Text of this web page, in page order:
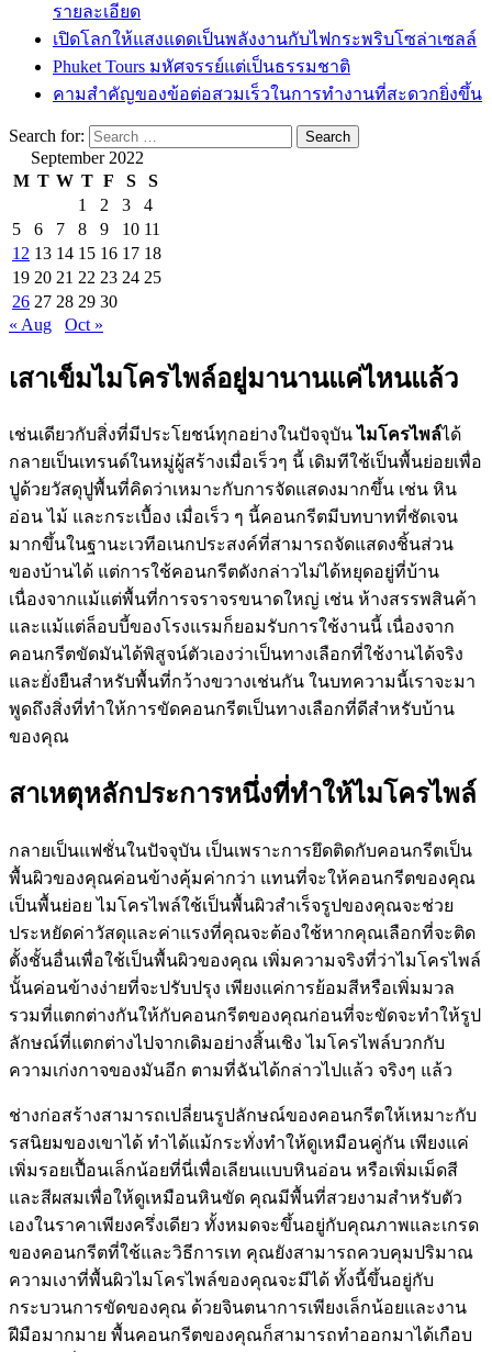
รายละเอียด
เปิดโลกให้แสงแดดเป็นพลังงานกับไฟกระพริบโซล่าเซลล์
Phuket Tours มหัศจรรย์แต่เป็นธรรมชาติ
คามสำคัญของข้อต่อสวมเร็วในการทำงานที่สะดวกยิ่งขึ้น
Search for:
September 2022
M T W T F S
S
1
2 3
4
5
6 7 8 9 10 11
12 13 14 15 16 17 18
19 20 21 22 23 24 25
26 27 28 29 30
« Aug
Oct »
เสาเข็มไมโครไพล์อยู่มานานแค่ไหนแล้ว
เช่นเดียวกับสิ่งที่มีประโยชน์ทุกอย่างในปัจจุบันไมโครไพล์ได้
กลายเป็นเทรนด์ในหมู่ผู้สร้างเมื่อเร็วๆ นี้ เดิมทีใช้เป็นพื้นย่อยเพื่อ
ปูด้วยวัสดุปูพื้นที่คิดว่าเหมาะกับการจัดแสดงมากขึ้น เช่น หิน
อ่อน ไม้ และกระเบื้อง เมื่อเร็ว ๆ นี้คอนกรีตมีบทบาทที่ชัดเจน
มากขึ้นในฐานะเวทีอเนกประสงค์ที่สามารถจัดแสดงชิ้นส่วน
ของบ้านได้ แต่การใช้คอนกรีตดังกล่าวไม่ได้หยุดอยู่ที่บ้าน
เนื่องจากแม้แต่พื้นที่การจราจรขนาดใหญ่ เช่น ห้างสรรพสินค้า
และแม้แต่ล็อบบี้ของโรงแรมก็ยอมรับการใช้งานนี้ เนื่องจาก
คอนกรีตขัดมันได้พิสูจน์ตัวเองว่าเป็นทางเลือกที่ใช้งานได้จริง
และยั่งยืนสำหรับพื้นที่กว้างขวางเช่นกัน ในบทความนี้เราจะมา
พูดถึงสิ่งที่ทำให้การขัดคอนกรีตเป็นทางเลือกที่ดีสำหรับบ้าน
ของคุณ
สาเหตุหลักประการหนึ่งที่ทำให้ไมโครไพล์
กลายเป็นแฟชั่นในปัจจุบัน เป็นเพราะการยึดติดกับคอนกรีตเป็น
พื้นผิวของคุณค่อนข้างคุ้มค่ากว่า แทนที่จะให้คอนกรีตของคุณ
เป็นพื้นย่อย ไมโครไพล์ใช้เป็นพื้นผิวสำเร็จรูปของคุณจะช่วย
ประหยัดค่าวัสดุและค่าแรงที่คุณจะต้องใช้หากคุณเลือกที่จะติด
ตั้งชั้นอื่นเพื่อใช้เป็นพื้นผิวของคุณ เพิ่มความจริงที่ว่าไมโครไพล์
นั้นค่อนข้างง่ายที่จะปรับปรุง เพียงแค่การย้อมสีหรือเพิ่มมวล
รวมที่แตกต่างกันให้กับคอนกรีตของคุณก่อนที่จะขัดจะทำให้รูป
ลักษณ์ที่แตกต่างไปจากเดิมอย่างสิ้นเชิง ไมโครไพล์บวกกับ
ความเก่งกาจของมันอีก ตามที่ฉันได้กล่าวไปแล้ว จริงๆ แล้ว
ช่างก่อสร้างสามารถเปลี่ยนรูปลักษณ์ของคอนกรีตให้เหมาะกับ
รสนิยมของเขาได้ ทำได้แม้กระทั่งทำให้ดูเหมือนคู่กัน เพียงแค่
เพิ่มรอยเปื้อนเล็กน้อยที่นี่เพื่อเลียนแบบหินอ่อน หรือเพิ่มเม็ดสี
และสีผสมเพื่อให้ดูเหมือนหินขัด คุณมีพื้นที่สวยงามสำหรับตัว
เองในราคาเพียงครึ่งเดียว ทั้งหมดจะขึ้นอยู่กับคุณภาพและเกรด
ของคอนกรีตที่ใช้และวิธีการเท คุณยังสามารถควบคุมปริมาณ
ความเงาที่พื้นผิวไมโครไพล์ของคุณจะมีได้ ทั้งนี้ขึ้นอยู่กับ
กระบวนการขัดของคุณ ด้วยจินตนาการเพียงเล็กน้อยและงาน
ฝีมือมากมาย พื้นคอนกรีตของคุณก็สามารถทำออกมาได้เกือบ